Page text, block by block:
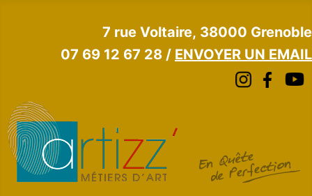
7 rue Voltaire, 38000 Grenoble
07 69 12 67 28 / ENVOYER UN EMAIL